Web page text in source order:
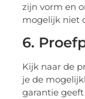
zijn vorm en
mogelijk niet
6.
Kijk naar de
je de
garantie